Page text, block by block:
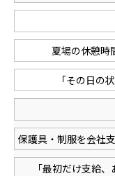
夏場の休憩時
「その日の
保護具・制服を会社
「最初だけ支給